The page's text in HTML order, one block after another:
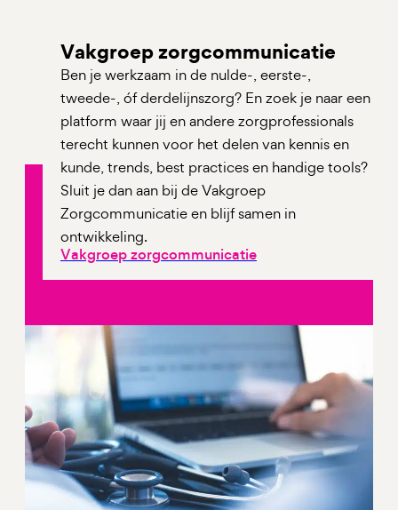
Vakgroep zorgcommunicatie
Ben je werkzaam in de nulde-, eerste-,
tweede-, óf derdelijnszorg? En zoek je naar een
platform waar jij en andere zorgprofessionals
terecht kunnen voor het delen van kennis en
kunde, trends, best practices en handige tools?
Sluit je dan aan bij de Vakgroep
Zorgcommunicatie en blijf samen in
ontwikkeling.
Vakgroep zorgcommunicatie